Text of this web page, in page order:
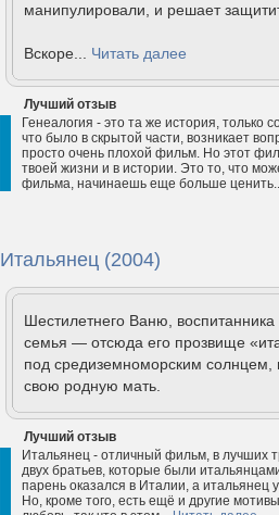
манипулировали, и решает
Вскоре... Читать далее
Лучший отзыв
Генеалогия - это та же история,
что было в скрытой части, возникает
просто очень плохой фильм. Но этот
твоей жизни и в истории. Это то, что
фильма, начинаешь еще больше
Итальянец (2004)
Шестилетнего Ваню,
семья — отсюда его прозвище
под средиземноморским солнцем,
свою родную мать.
Лучший отзыв
Итальянец - отличный фильм, в лучших
двух братьев, которые были
парень оказался в Италии, а итальянец
Но, кроме того, есть ещё и другие